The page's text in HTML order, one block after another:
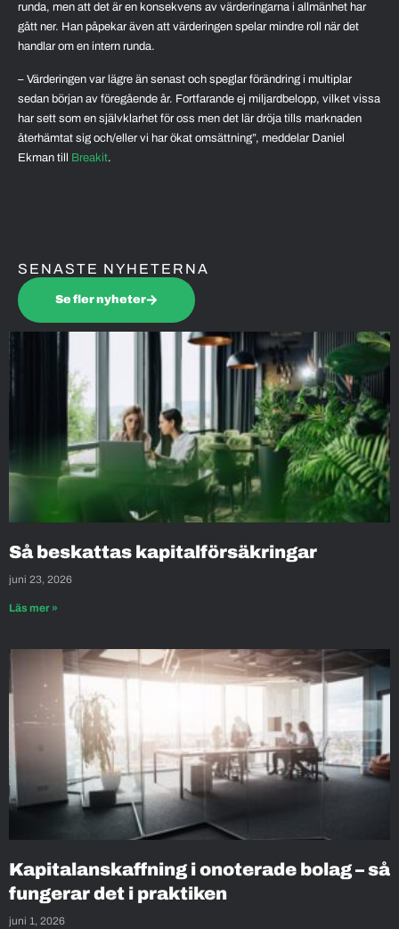
runda, men att det är en konsekvens av värderingarna i allmänhet har
gått ner. Han påpekar även att värderingen spelar mindre roll när det
handlar om en intern runda.
– Värderingen var lägre än senast och speglar förändring i multiplar
sedan början av föregående år. Fortfarande ej miljardbelopp, vilket vissa
har sett som en självklarhet för oss men det lär dröja tills marknaden
återhämtat sig och/eller vi har ökat omsättning”, meddelar Daniel
Ekman till Breakit.
SENASTE NYHETERNA
Se fler nyheter
Så beskattas kapitalförsäkringar
juni 23, 2026
Läs mer »
Kapitalanskaffning i onoterade bolag – så
fungerar det i praktiken
juni 1, 2026